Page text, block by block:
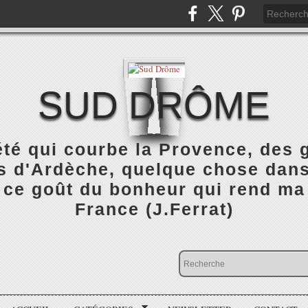
SUD DRÔME
qui courbe la Provence, des
d'Ardèche, quelque chose
goût du bonheur qui rend
France (J.Ferrat)